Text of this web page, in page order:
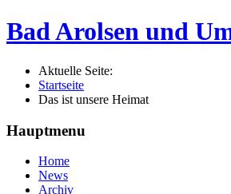
Bad Arolsen und
Aktuelle Seite:
Startseite
Das ist unsere Heimat
Hauptmenu
Home
News
Archiv